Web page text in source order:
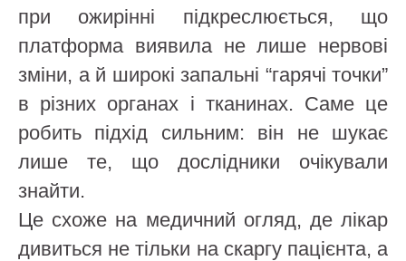
при ожирінні підкреслюється, що
платформа виявила не лише нервові
зміни, а й широкі запальні “гарячі точки”
в різних органах і тканинах. Саме це
робить підхід сильним: він не шукає
лише те, що дослідники очікували
знайти.
Це схоже на медичний огляд, де лікар
дивиться не тільки на скаргу пацієнта, а